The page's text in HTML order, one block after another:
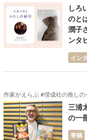
しろ
のと
潤子
ンタ
イン
作家がえらぶ #偕成社の推しの
三浦
の一
寄稿